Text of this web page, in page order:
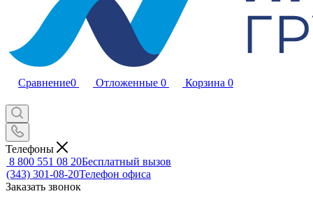
Сравнение0 Отложенные 0 Корзина 0
Телефоны
8 800 551 08 20Бесплатный вызов
(343) 301-08-20Телефон офиса
Заказать звонок